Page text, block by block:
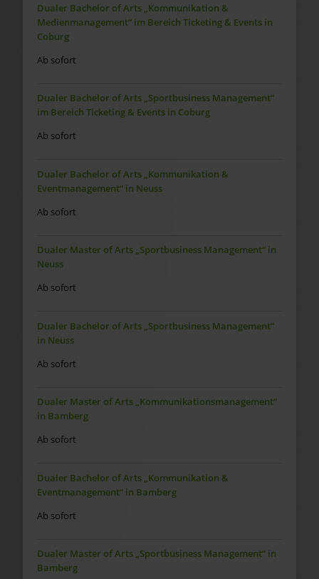
Dualer Bachelor of Arts „Kommunikation &
Medienmanagement“ im Bereich Ticketing & Events in
Coburg
Ab sofort
Dualer Bachelor of Arts „Sportbusiness Management“
im Bereich Ticketing & Events in Coburg
Ab sofort
Dualer Bachelor of Arts „Kommunikation &
Eventmanagement“ in Neuss
Ab sofort
Dualer Master of Arts „Sportbusiness Management“ in
Neuss
Ab sofort
Dualer Bachelor of Arts „Sportbusiness Management“
in Neuss
Ab sofort
Dualer Master of Arts „Kommunikationsmanagement“
in Bamberg
Ab sofort
Dualer Bachelor of Arts „Kommunikation &
Eventmanagement“ in Bamberg
Ab sofort
Dualer Master of Arts „Sportbusiness Management“ in
Bamberg